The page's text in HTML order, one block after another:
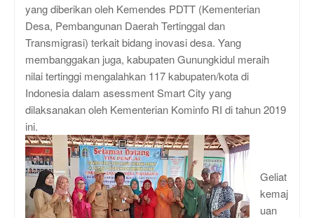
yang diberikan oleh Kemendes PDTT (Kementerian
Desa, Pembangunan Daerah Tertinggal dan
Transmigrasi) terkait bidang inovasi desa. Yang
membanggakan juga, kabupaten Gunungkidul meraih
nilai tertinggi mengalahkan 117 kabupaten/kota di
Indonesia dalam asessment Smart City yang
dilaksanakan oleh Kementerian Kominfo RI di tahun 2019
ini.
Geliat
kemaj
uan